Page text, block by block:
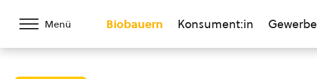
Menü Biobauern Konsument:in Gewerbe